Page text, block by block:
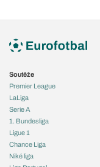
Soutěže
Premier League
LaLiga
Serie A
1. Bundesliga
Ligue 1
Chance Liga
Niké liga